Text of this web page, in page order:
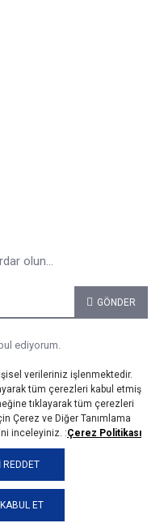
olun...
GÖNDER
ediyorum.
ET
verileriniz işlenmektedir.
tüm çerezleri kabul etmiş
tıklayarak tüm çerezleri
Çerez ve Diğer Tanımlama
inceleyiniz. :Çerez Politikası
REDDET